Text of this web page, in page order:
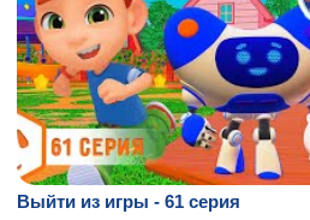
Выйти из игры - 61 серия